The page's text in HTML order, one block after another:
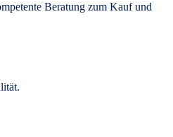
Beratung zum Kauf und